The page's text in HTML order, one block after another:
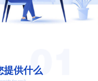
提供什么